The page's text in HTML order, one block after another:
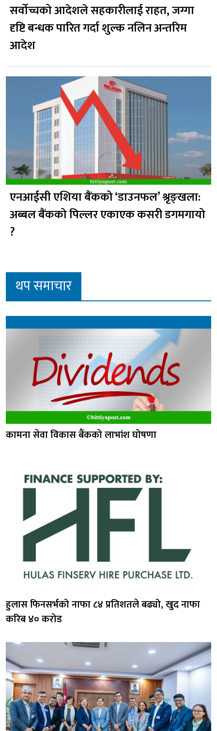
सर्वोच्चको आदेशले सहकारीलाई राहत, जग्गा
दृष्टि बन्धक पारित गर्दा शुल्क नलिन अन्तरिम
आदेश
एनआईसी एशिया बैंकको ‘डाउनफल’ श्रृङ्खला:
अब्बल बैंकको पिल्लर एकाएक कसरी डगमगायो
?
थप समाचार
कामना सेवा विकास बैंकको लाभांश घोषणा
हुलास फिनसर्भको नाफा ८४ प्रतिशतले बढ्यो, खुद नाफा
करिब ४० करोड